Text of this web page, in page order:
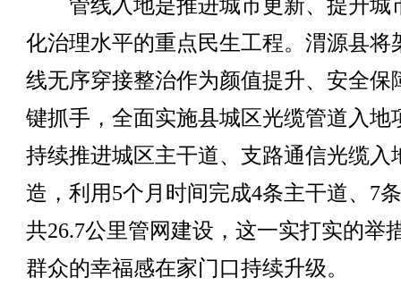
管线入地是推进城市更新、提升城
化治理水平的重点民生工程。渭源县将
线无序穿接整治作为颜值提升、安全保
键抓手，全面实施县城区光缆管道入地
持续推进城区主干道、支路通信光缆入
造，利用5个月时间完成4条主干道、7
共26.7公里管网建设，这一实打实的举
群众的幸福感在家门口持续升级。